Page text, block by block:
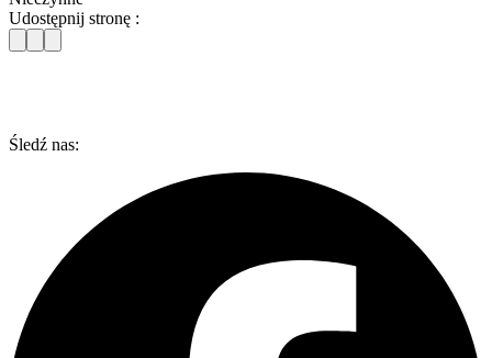
Udostępnij stronę :
Śledź nas: